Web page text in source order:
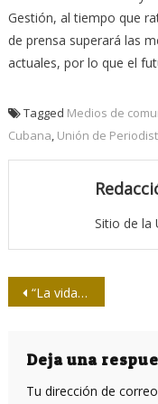
Gestión, al tiempo que
de prensa superará las
actuales, por lo que el
Tagged Medios de
Cubana, Unión de
Sitio de la
Navegación
entradas
“La vida de cualquier deportista es una novela”
Deja una
Tu dirección de